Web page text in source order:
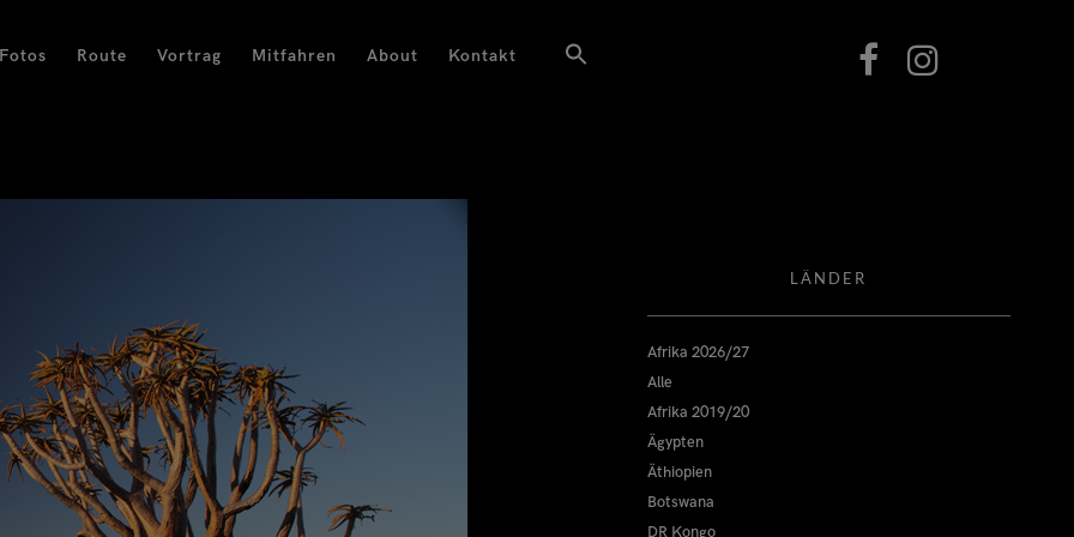
Route Vortrag Mitfahren About Kontakt
LÄNDER
Afrika 2026/27
Alle
Afrika 2019/20
Ägypten
Äthiopien
Botswana
DR Kongo